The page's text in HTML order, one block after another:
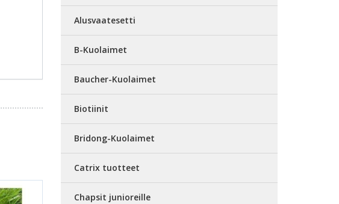
Alusvaatesetti
B-Kuolaimet
Baucher-Kuolaimet
Biotiinit
Bridong-Kuolaimet
Catrix tuotteet
Chapsit junioreille